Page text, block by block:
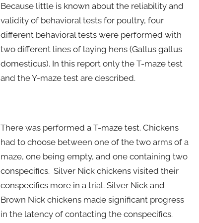
V
i
c
e
v
o
i
t
t
e
Because little is known about the reliability and
validity of behavioral tests for poultry, four
different behavioral tests were performed with
two different lines of laying hens (Gallus gallus
domesticus). In this report only the T-maze test
and the Y-maze test are described.
There was performed a T-maze test. Chickens
had to choose between one of the two arms of a
maze, one being empty, and one containing two
conspecifics. Silver Nick chickens visited their
conspecifics more in a trial. Silver Nick and
Brown Nick chickens made significant progress
in the latency of contacting the conspecifics.